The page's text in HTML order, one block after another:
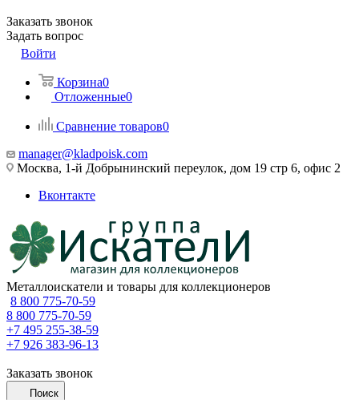
Заказать звонок
Задать вопрос
Войти
Корзина0
Отложенные0
Сравнение товаров0
manager@kladpoisk.com
Москва, 1-й Добрынинский переулок, дом 19 стр 6, офис 2
Вконтакте
Металлоискатели и товары для коллекционеров
8 800 775-70-59
8 800 775-70-59
+7 495 255-38-59
+7 926 383-96-13
Заказать звонок
Поиск